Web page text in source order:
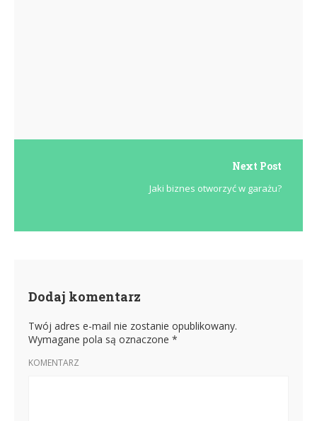
Next Post
Jaki biznes otworzyć w garażu?
Dodaj komentarz
Twój adres e-mail nie zostanie opublikowany.
Wymagane pola są oznaczone *
KOMENTARZ